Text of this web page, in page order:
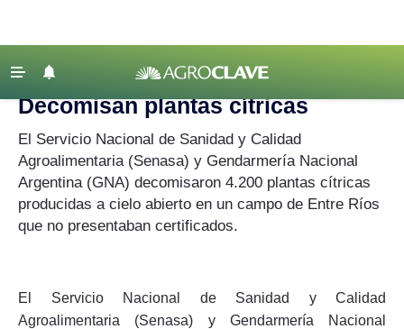
Ganadería
Lechería
Regionales
‹ VOLVER
Agroclave
Decomisan plantas cítricas
El Servicio Nacional de Sanidad y Calidad
Agroalimentaria (Senasa) y Gendarmería Nacional
Argentina (GNA) decomisaron 4.200 plantas cítricas
producidas a cielo abierto en un campo de Entre Ríos
que no presentaban certificados.
El Servicio Nacional de Sanidad y Calidad
Agroalimentaria (Senasa) y Gendarmería Nacional